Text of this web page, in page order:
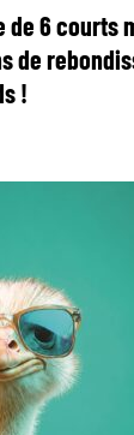
de 6 courts
de
!